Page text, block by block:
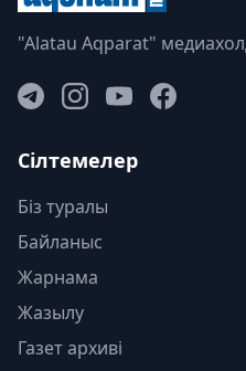
"Alatau Aqparat"
Сілтемелер
Біз туралы
Байланыс
Жарнама
Жазылу
Газет архиві